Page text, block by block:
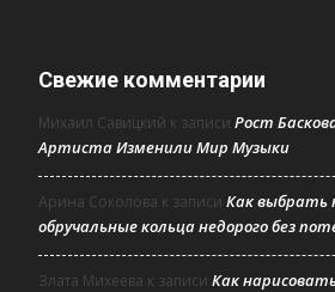
Свежие комментарии
Михаил Савицкий к записи Рост
Артиста Изменили Мир Музыки
Арина Соколова к записи Как выбрать
обручальные кольца недорого без
Злата Михеева к записи Как